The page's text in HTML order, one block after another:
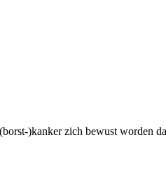
)kanker zich bewust worden